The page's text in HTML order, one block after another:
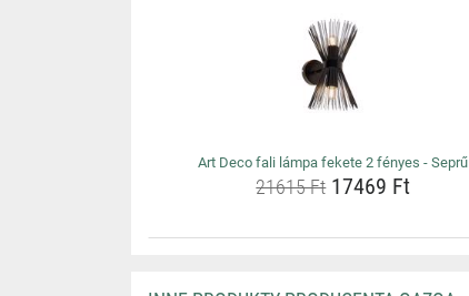
Art Deco fali lámpa fekete 2 fényes - Seprű
21615 Ft17469 Ft